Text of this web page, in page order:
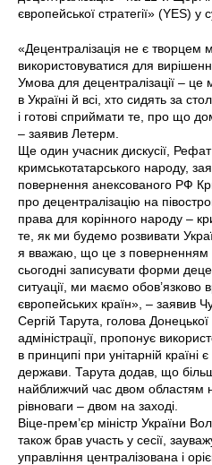
європейської стратегії» (YES) у
«Децентралізація не є творцем
використовуватися для
Умова для децентралізації –
в Україні й всі, хто сидять за
і готові сприймати те, про що
– заявив Летерм.
Ще один учасник дискусії,
кримськотатарського народу,
повернення анексованого РФ
про децентралізацію на
права для корінного народу –
те, як ми будемо розвивати
я вважаю, що це з
сьогодні записувати форми
ситуації, ми маємо обов’язково
європейських країн», – заявив
Сергій Тарута, голова
адміністрації, пропонує
в принципі при унітарній країні
держави. Тарута додав, що
найближчий час двом областям
рівноваги – двом на заході.
Віце-прем’єр міністр України
також брав участь у сесії,
управління централізована і